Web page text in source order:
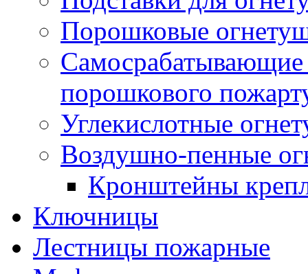
Порошковые
порошкового
Углекислотные
Воздушно-пенные
Кронштейны
Ключницы
Лестницы пожарные